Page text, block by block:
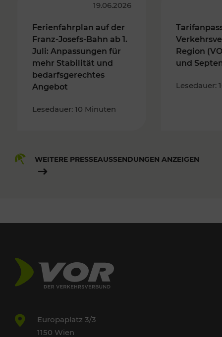
19.06.2026
Ferienfahrplan auf der
Franz-Josefs-Bahn ab 1.
Juli: Anpassungen für
mehr Stabilität und
bedarfsgerechtes
Angebot
Lesedauer: 10 Minuten
Region
und
Lesedauer:
WEITERE PRESSEAUSSENDUNGEN ANZEIGEN
Europaplatz 3/3
1150 Wien